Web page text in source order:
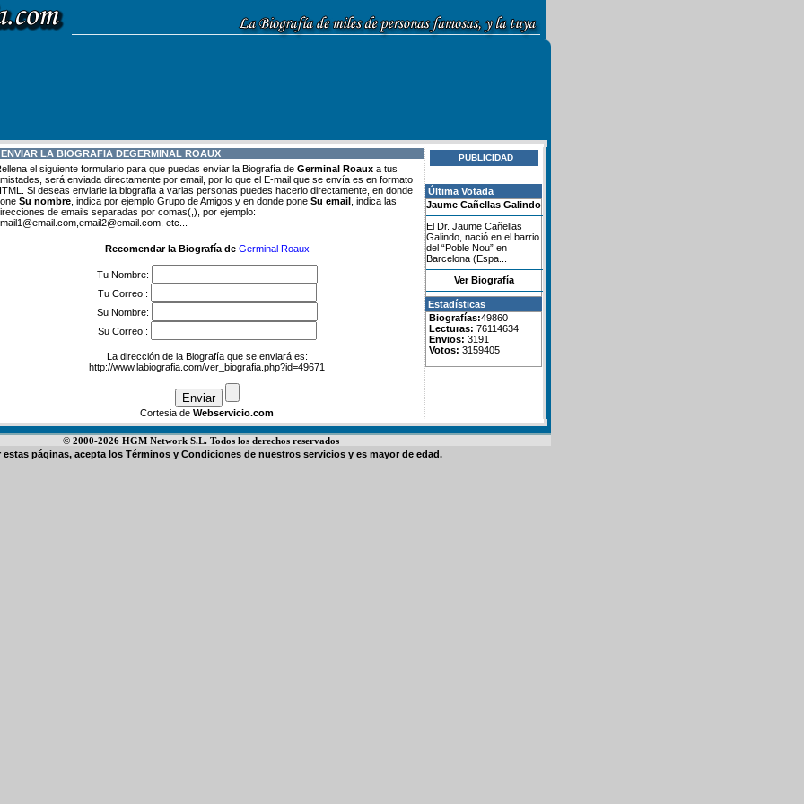
LA BIOGRAFIA DEGERMINAL ROAUX
el siguiente formulario para que puedas enviar la Biografía de Germinal Roaux a tus
será enviada directamente por email, por lo que el E-mail que se envía es en formato
Si deseas enviarle la biografia a varias personas puedes hacerlo directamente, en donde
Su nombre , indica por ejemplo Grupo de Amigos y en donde pone Su email , indica las
de emails separadas por comas(,), por ejemplo:
etc...
Recomendar la Biografía de Germinal Roaux
Tu Nombre:
Tu Correo :
Su Nombre:
Su Correo :
La dirección de la Biografía que se enviará es:
http://www.labiografia.com/ver_biografia.php?id=49671
Cortesia de Webservicio.com
PUBLICIDAD
Última Votada
Jaume Cañellas Galindo
El Dr. Jaume Cañellas
Galindo, nació en el barrio
del “Poble Nou” en
Barcelona (Espa...
Ver Biografía
Estadísticas
Biografías:49860
Lecturas: 76114634
Envios: 3191
Votos: 3159405
© 2000-2026 HGM Network S.L. Todos los derechos reservados
estas páginas, acepta los Términos y Condiciones de nuestros servicios y es mayor de edad.